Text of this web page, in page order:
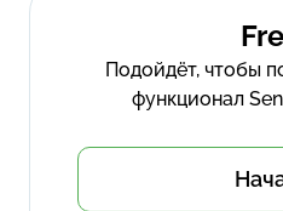
Подойдёт, чтобы
функционал